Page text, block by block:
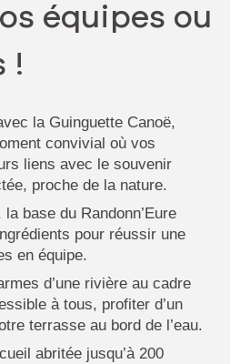
équipes ou
!
la Guinguette Canoë,
convivial où vos
liens avec le souvenir
proche de la nature.
base du Randonn’Eure
pour réussir une
en équipe.
d’une rivière au cadre
à tous, profiter d’un
terrasse au bord de l’eau.
abritée jusqu’à 200